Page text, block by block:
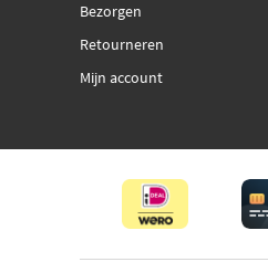
Bezorgen
Retourneren
Mijn account